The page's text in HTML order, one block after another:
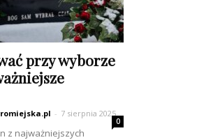
przy wyborze
- 7 sierpnia 2025
0
z najważniejszych